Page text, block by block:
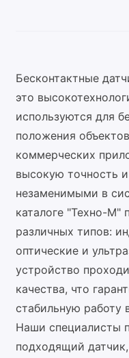
Бесконтактные
это
используются для
положения
коммерческих
высокую точность
незаменимыми в
каталоге "Техно-М"
различных типов:
оптические и
устройство
качества, что
стабильную работу
Наши специалисты
подходящий